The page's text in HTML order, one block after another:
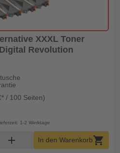
XXXL Toner
Revolution
/ 100 Seiten)
1-2 Werktage
Menge
add In den Warenkorbshopping_cart